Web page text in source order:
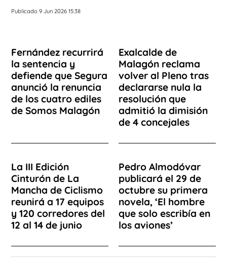
Publicado 9 Jun 2026 15:38
Fernández recurrirá
la sentencia y
defiende que Segura
anunció la renuncia
de los cuatro ediles
de Somos Malagón
Exalcalde de
Malagón reclama
volver al Pleno tras
declararse nula la
resolución que
admitió la dimisión
de 4 concejales
La III Edición
Cinturón de La
Mancha de Ciclismo
reunirá a 17 equipos
y 120 corredores del
12 al 14 de junio
Pedro Almodóvar
publicará el 29 de
octubre su primera
novela, ‘El hombre
que solo escribía en
los aviones’